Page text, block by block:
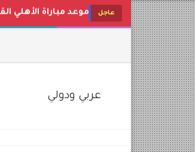
عاجل
جدول موعد صرف مرتبات شهر أغسطس
أسعار البنزين
عربي ودولي